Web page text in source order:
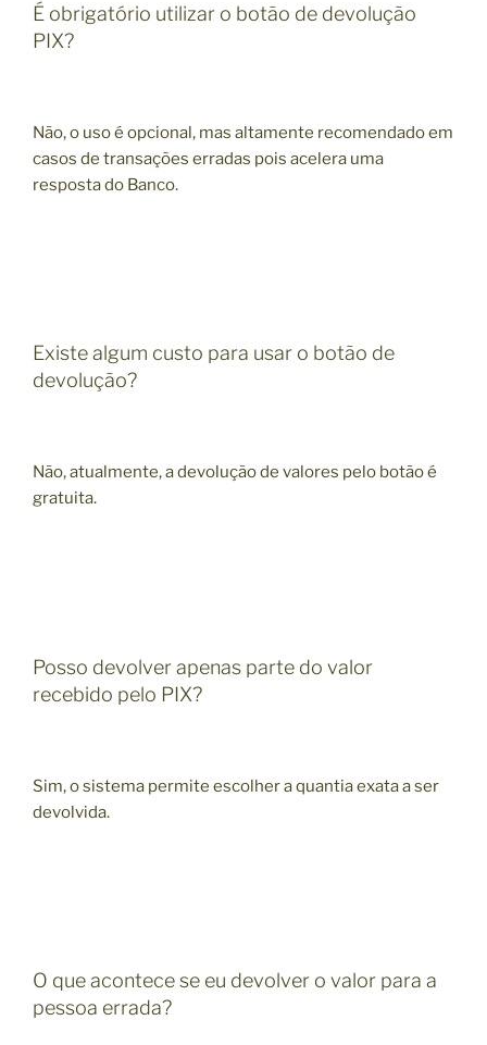
É obrigatório utilizar o botão de devolução
PIX?
Não, o uso é opcional, mas altamente recomendado em
casos de transações erradas pois acelera uma
resposta do Banco.
Existe algum custo para usar o botão de
devolução?
Não, atualmente, a devolução de valores pelo botão é
gratuita.
Posso devolver apenas parte do valor
recebido pelo PIX?
Sim, o sistema permite escolher a quantia exata a ser
devolvida.
O que acontece se eu devolver o valor para a
pessoa errada?